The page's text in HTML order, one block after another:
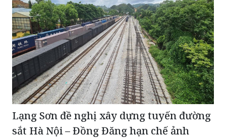
Lạng Sơn đề nghị xây dựng tuyến đường
sắt Hà Nội – Đồng Đăng hạn chế ảnh